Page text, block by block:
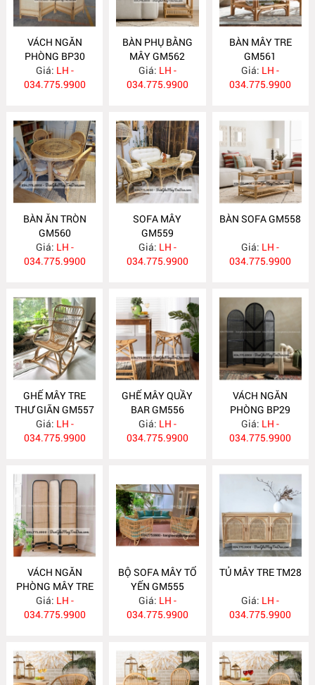
VÁCH NGĂN
PHÒNG BP30
Giá: LH -
034.775.9900
BÀN PHỤ BẰNG
MÂY GM562
Giá: LH -
034.775.9900
BÀN MÂY TRE
GM561
Giá: LH -
034.775.9900
BÀN ĂN TRÒN
GM560
Giá: LH -
034.775.9900
SOFA MÂY
GM559
Giá: LH -
034.775.9900
BÀN SOFA GM558
Giá: LH -
034.775.9900
GHẾ MÂY TRE
THƯ GIÃN GM557
Giá: LH -
034.775.9900
GHẾ MÂY QUẦY
BAR GM556
Giá: LH -
034.775.9900
VÁCH NGĂN
PHÒNG BP29
Giá: LH -
034.775.9900
VÁCH NGĂN
PHÒNG MÂY TRE
BP28
Giá: LH -
034.775.9900
BỘ SOFA MÂY TỔ
YẾN GM555
Giá: LH -
034.775.9900
TỦ MÂY TRE TM28
Giá: LH -
034.775.9900